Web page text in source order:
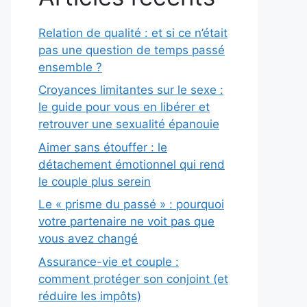
Relation de qualité : et si ce n’était
pas une question de temps passé
ensemble ?
Croyances limitantes sur le sexe :
le guide pour vous en libérer et
retrouver une sexualité épanouie
Aimer sans étouffer : le
détachement émotionnel qui rend
le couple plus serein
Le « prisme du passé » : pourquoi
votre partenaire ne voit pas que
vous avez changé
Assurance-vie et couple :
comment protéger son conjoint (et
réduire les impôts)